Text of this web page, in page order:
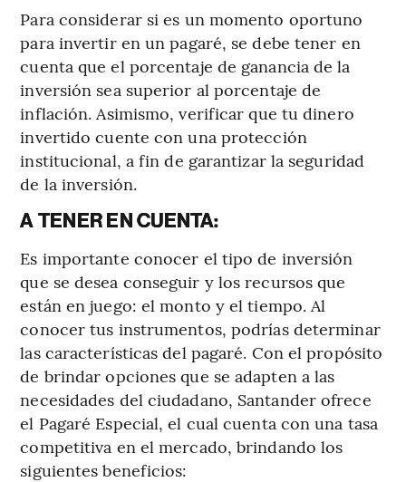
Para considerar si es un momento oportuno
para invertir en un pagaré, se debe tener en
cuenta que el porcentaje de ganancia de la
inversión sea superior al porcentaje de
inflación. Asimismo, verificar que tu dinero
invertido cuente con una protección
institucional, a fin de garantizar la seguridad
de la inversión.
A TENER EN CUENTA:
Es importante conocer el tipo de inversión
que se desea conseguir y los recursos que
están en juego: el monto y el tiempo. Al
conocer tus instrumentos, podrías determinar
las características del pagaré. Con el propósito
de brindar opciones que se adapten a las
necesidades del ciudadano, Santander ofrece
el Pagaré Especial, el cual cuenta con una tasa
competitiva en el mercado, brindando los
siguientes beneficios: